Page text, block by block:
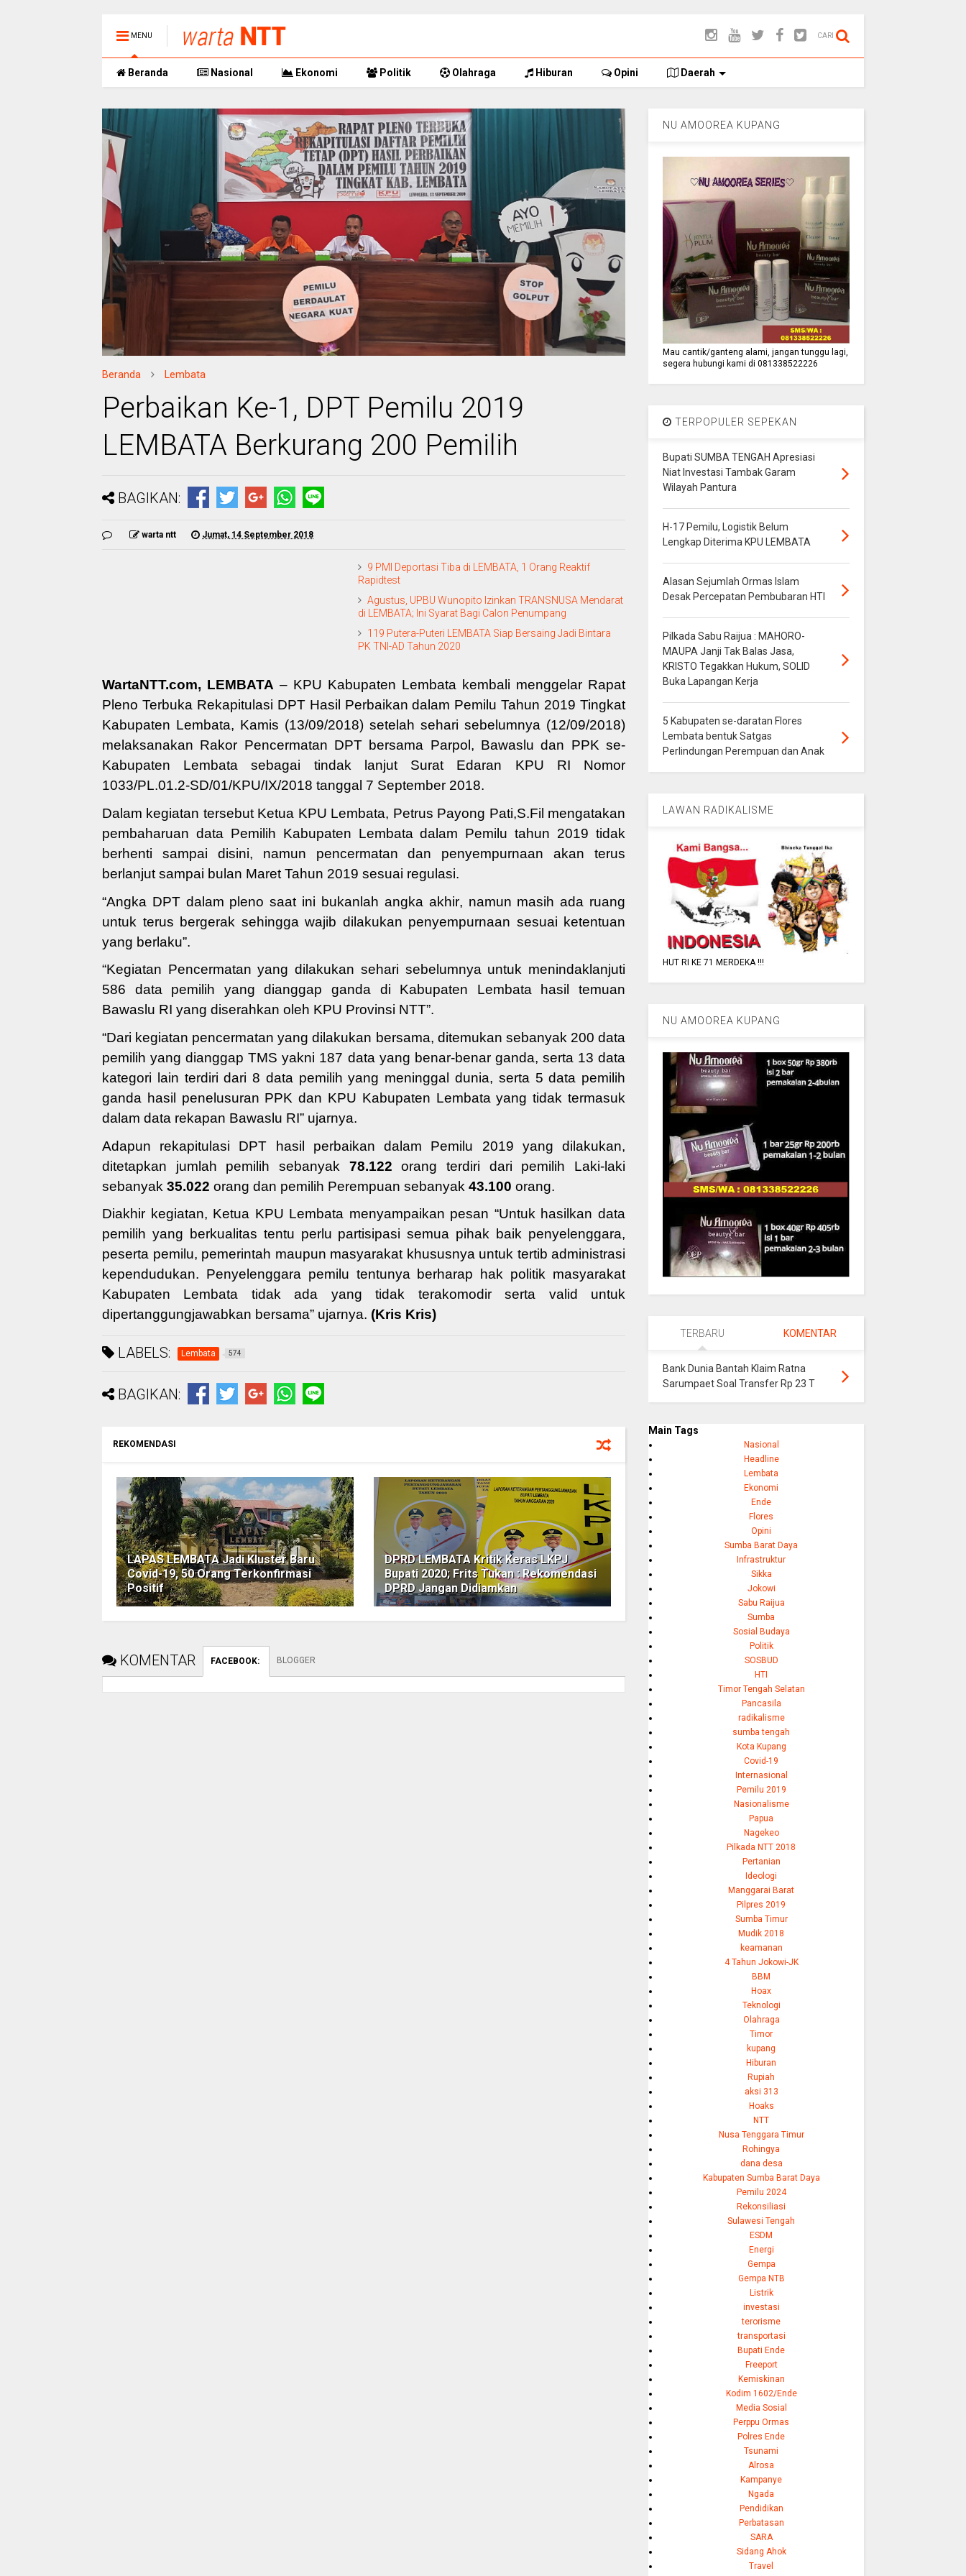
MENU CARI
Beranda Nasional Ekonomi Politik Olahraga Hiburan Opini Daerah
Beranda Lembata
Perbaikan Ke-1, DPT Pemilu 2019
LEMBATA Berkurang 200 Pemilih
BAGIKAN:
warta ntt Jumat, 14 September 2018
9 PMI Deportasi Tiba di LEMBATA, 1 Orang Reaktif
Rapidtest
Agustus, UPBU Wunopito Izinkan TRANSNUSA Mendarat
di LEMBATA; Ini Syarat Bagi Calon Penumpang
119 Putera-Puteri LEMBATA Siap Bersaing Jadi Bintara
PK TNI-AD Tahun 2020
WartaNTT.com, LEMBATA – KPU Kabupaten Lembata kembali menggelar Rapat
Pleno Terbuka Rekapitulasi DPT Hasil Perbaikan dalam Pemilu Tahun 2019 Tingkat
Kabupaten Lembata, Kamis (13/09/2018) setelah sehari sebelumnya (12/09/2018)
melaksanakan Rakor Pencermatan DPT bersama Parpol, Bawaslu dan PPK se-
Kabupaten Lembata sebagai tindak lanjut Surat Edaran KPU RI Nomor
1033/PL.01.2-SD/01/KPU/IX/2018 tanggal 7 September 2018.
Dalam kegiatan tersebut Ketua KPU Lembata, Petrus Payong Pati,S.Fil mengatakan
pembaharuan data Pemilih Kabupaten Lembata dalam Pemilu tahun 2019 tidak
berhenti sampai disini, namun
pencermatan dan penyempurnaan akan terus
berlanjut sampai bulan Maret Tahun 2019 sesuai regulasi.
“Angka DPT dalam pleno saat ini bukanlah angka akhir, namun masih ada ruang
untuk terus bergerak sehingga wajib dilakukan penyempurnaan sesuai ketentuan
yang berlaku”.
“Kegiatan Pencermatan yang dilakukan sehari sebelumnya untuk menindaklanjuti
586 data pemilih yang dianggap ganda di Kabupaten Lembata hasil temuan
Bawaslu RI yang diserahkan oleh KPU Provinsi NTT”.
“Dari kegiatan pencermatan yang dilakukan bersama, ditemukan sebanyak 200data
pemilihyang dianggapTMSyakni 187 data yang benar-benar ganda, serta 13 data
kategori lain terdiri dari 8 data pemilih yang meninggal dunia, serta 5 data pemilih
ganda hasil penelusuran PPK dan KPU Kabupaten Lembata yang tidak termasuk
dalam data rekapan Bawaslu RI” ujarnya.
Adapun rekapitulasi DPT hasil perbaikan dalam Pemilu 2019 yang dilakukan,
ditetapkan jumlah pemilih sebanyak 78.122 orang terdiri dari pemilih Laki-laki
sebanyak 35.022 orang dan pemilih Perempuan sebanyak 43.100 orang.
Diakhir kegiatan, Ketua KPU Lembata menyampaikan pesan “Untuk hasilkan data
pemilih yang berkualitas tentu perlu partisipasi semua pihak baik penyelenggara,
peserta pemilu, pemerintah maupun masyarakatkhususnya untuk tertib administrasi
kependudukan. Penyelenggara pemilu tentunya berharap hak politik masyarakat
Kabupaten Lembata tidak ada yang tidak terakomodir serta valid untuk
dipertanggungjawabkan bersama” ujarnya. (Kris Kris)
LABELS: Lembata 574
BAGIKAN:
REKOMENDASI
LAPAS LEMBATA Jadi Kluster Baru
Covid-19, 50 Orang Terkonfirmasi
Positif
DPRD LEMBATA Kritik Keras LKPJ
Bupati 2020; Frits Tukan : Rekomendasi
DPRD Jangan Didiamkan
KOMENTAR FACEBOOK: BLOGGER
NU AMOOREA KUPANG
Mau cantik/ganteng alami, jangan tunggu lagi,
segera hubungi kami di 081338522226
TERPOPULER SEPEKAN
Bupati SUMBA TENGAH Apresiasi
Niat Investasi Tambak Garam
Wilayah Pantura
H-17 Pemilu, Logistik Belum
Lengkap Diterima KPU LEMBATA
Alasan Sejumlah Ormas Islam
Desak Percepatan Pembubaran HTI
Pilkada Sabu Raijua : MAHORO-
MAUPA Janji Tak Balas Jasa,
KRISTO Tegakkan Hukum, SOLID
Buka Lapangan Kerja
5 Kabupaten se-daratan Flores
Lembata bentuk Satgas
Perlindungan Perempuan dan Anak
LAWAN RADIKALISME
HUT RI KE 71 MERDEKA !!!
NU AMOOREA KUPANG
TERBARU KOMENTAR
Bank Dunia Bantah Klaim Ratna
Sarumpaet Soal Transfer Rp 23 T
Main Tags
Nasional
Headline
Lembata
Ekonomi
Ende
Flores
Opini
Sumba Barat Daya
Infrastruktur
Sikka
Jokowi
Sabu Raijua
Sumba
Sosial Budaya
Politik
SOSBUD
HTI
Timor Tengah Selatan
Pancasila
radikalisme
sumba tengah
Kota Kupang
Covid-19
Internasional
Pemilu 2019
Nasionalisme
Papua
Nagekeo
Pilkada NTT 2018
Pertanian
Ideologi
Manggarai Barat
Pilpres 2019
Sumba Timur
Mudik 2018
keamanan
4 Tahun Jokowi-JK
BBM
Hoax
Teknologi
Olahraga
Timor
kupang
Hiburan
Rupiah
aksi 313
Hoaks
NTT
Nusa Tenggara Timur
Rohingya
dana desa
Kabupaten Sumba Barat Daya
Pemilu 2024
Rekonsiliasi
Sulawesi Tengah
ESDM
Energi
Gempa
Gempa NTB
Listrik
investasi
terorisme
transportasi
Bupati Ende
Freeport
Kemiskinan
Kodim 1602/Ende
Media Sosial
Perppu Ormas
Polres Ende
Tsunami
Alrosa
Kampanye
Ngada
Pendidikan
Perbatasan
SARA
Sidang Ahok
Travel